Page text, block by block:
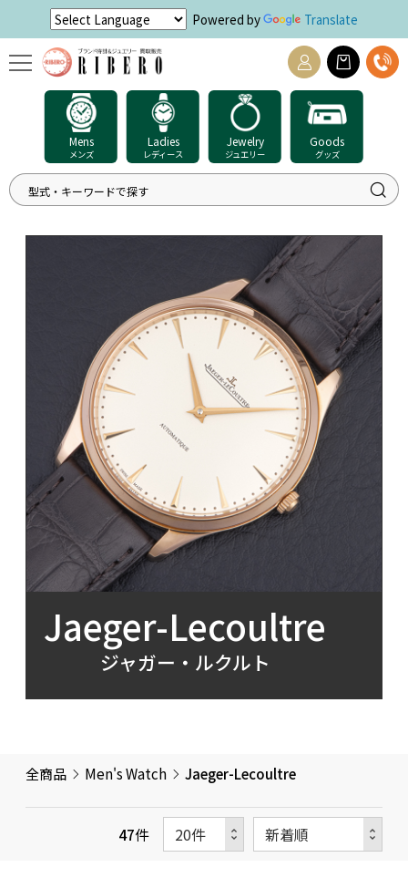
Powered by Translate
Mens
メンズ
Ladies
レディース
Jewelry
ジュエリー
Goods
グッズ
Jaeger-Lecoultre
ジャガー・ルクルト
全商品 Men's Watch Jaeger-Lecoultre
47件